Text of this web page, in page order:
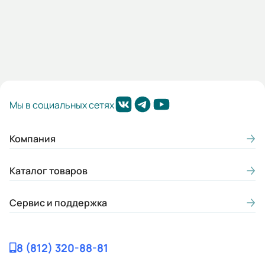
Вес (кг):
0.64x1.6x0.76
Мы в социальных сетях
Компания
Каталог товаров
Сервис и поддержка
8 (812) 320-88-81